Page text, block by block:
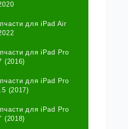
для iPad Air
для iPad Pro
(2016)
для iPad Pro
(2017)
для iPad Pro
(2018)